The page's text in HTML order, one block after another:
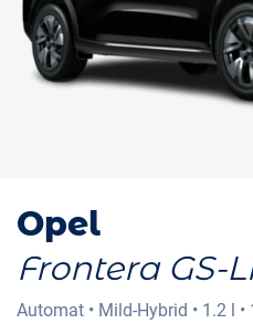
Opel
Frontera GS-
Automat • Mild-Hybrid • 1.2 l •